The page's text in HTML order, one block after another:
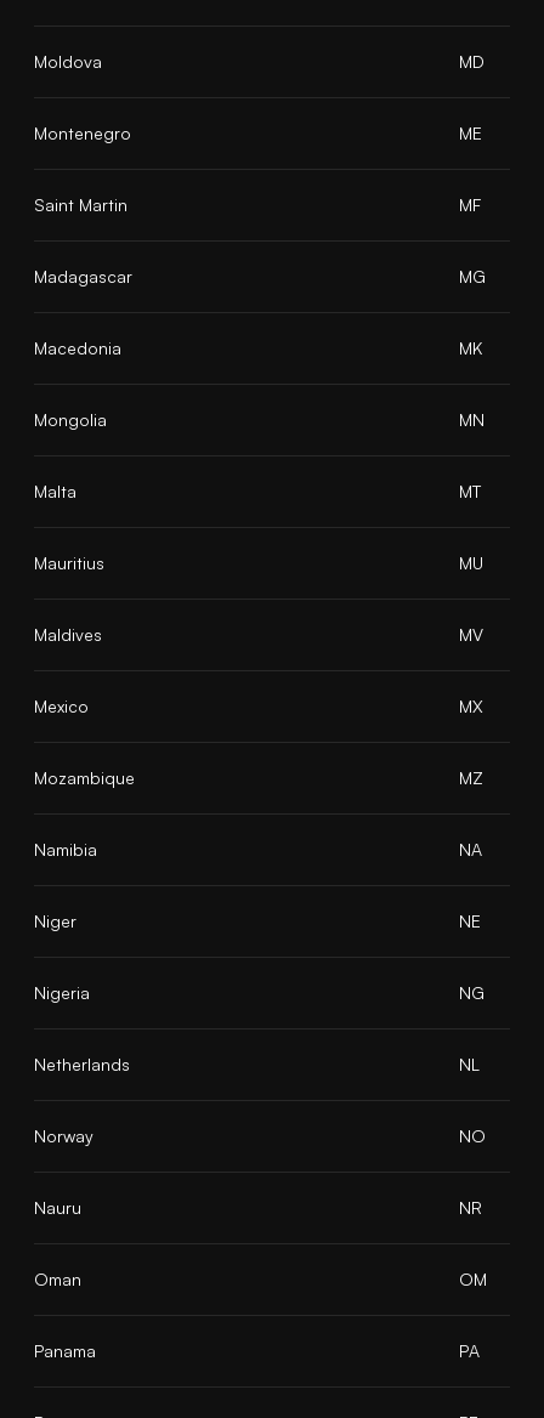
Moldova MD
Montenegro ME
Saint Martin MF
Madagascar MG
Macedonia MK
Mongolia MN
Malta MT
Mauritius MU
Maldives MV
Mexico MX
Mozambique MZ
Namibia NA
Niger NE
Nigeria NG
Netherlands NL
Norway NO
Nauru NR
Oman OM
Panama PA